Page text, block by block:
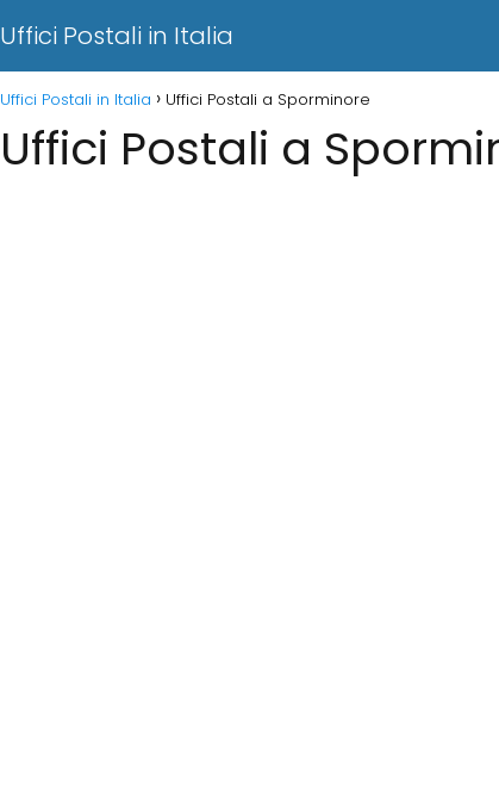
Uffici Postali in Italia
Uffici Postali in Italia Uffici Postali a Sporminore
Uffici Postali a